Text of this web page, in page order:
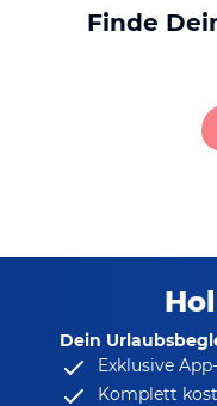
Finde
Dein
Exklusive
Komplett